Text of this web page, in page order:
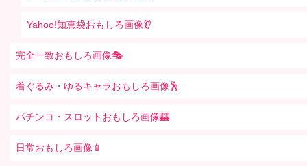
Yahoo!知恵袋おもしろ画像👂
完全一致おもしろ画像🎭
着ぐるみ・ゆるキャラおもしろ画像🕺
パチンコ・スロットおもしろ画像🎰
日常おもしろ画像📱